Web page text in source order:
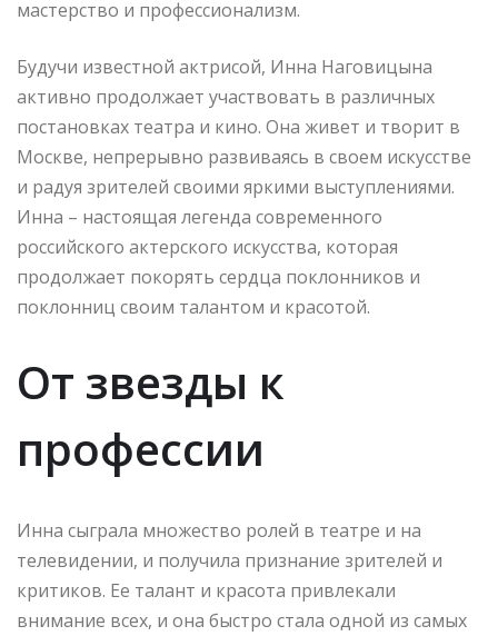
мастерство и профессионализм.
Будучи известной актрисой, Инна Наговицына
активно продолжает участвовать в различных
постановках театра и кино. Она живет и творит в
Москве, непрерывно развиваясь в своем искусстве
и радуя зрителей своими яркими выступлениями.
Инна – настоящая легенда современного
российского актерского искусства, которая
продолжает покорять сердца поклонников и
поклонниц своим талантом и красотой.
От звезды к
профессии
Инна сыграла множество ролей в театре и на
телевидении, и получила признание зрителей и
критиков. Ее талант и красота привлекали
внимание всех, и она быстро стала одной из самых